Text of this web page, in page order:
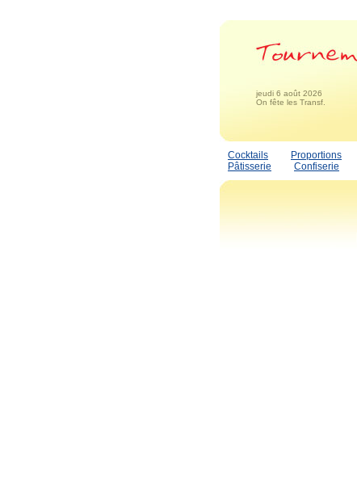
jeudi 6 août 2026
On fête les Transf.
Cocktails Proportions
Pâtisserie
Confiserie